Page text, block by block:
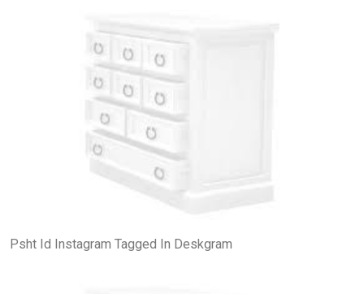
Psht Id Instagram Tagged In Deskgram